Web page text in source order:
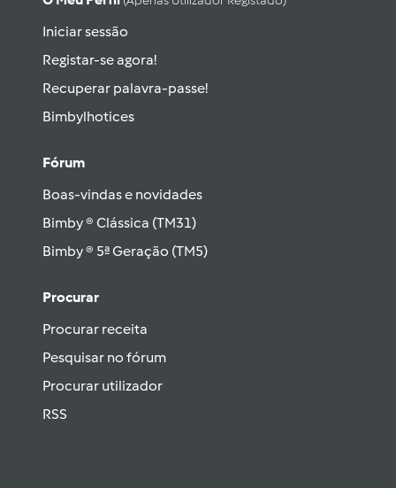
Iniciar sessão
Registar-se agora!
Recuperar palavra-passe!
Bimbylhotices
Fórum
Boas-vindas e novidades
Bimby ® Clássica (TM31)
Bimby ® 5ª Geração (TM5)
Procurar
Procurar receita
Pesquisar no fórum
Procurar utilizador
RSS